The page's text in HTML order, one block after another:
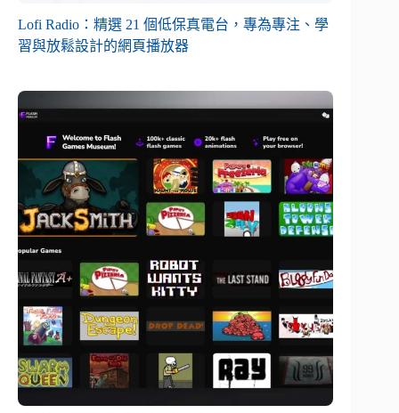
Lofi Radio：精選 21 個低保真電台，專為專注、學
習與放鬆設計的網頁播放器